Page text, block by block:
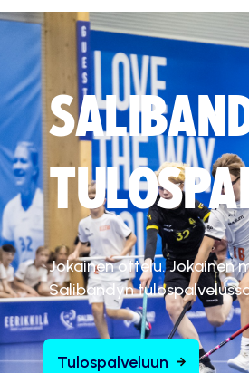
Jokainen ottelu. Jokainen
Salibandyn
Tulospalveluun